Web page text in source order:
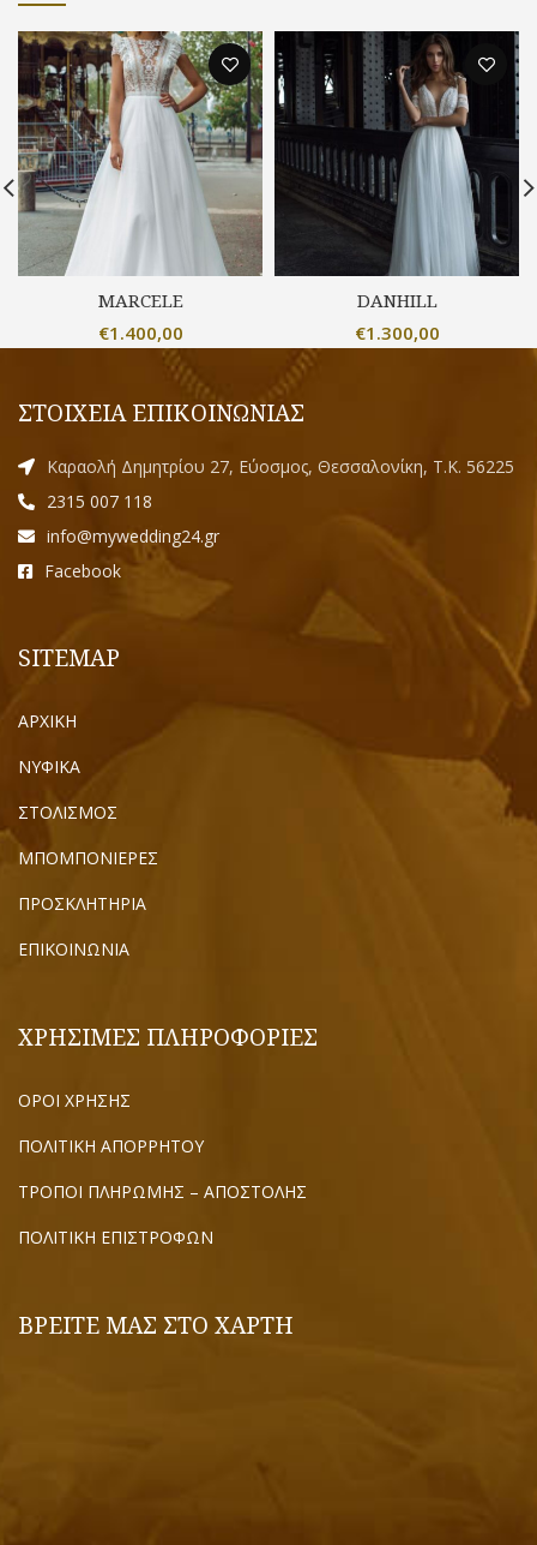
MARCELE
€1.400,00
DANHILL
€1.300,00
ΣΤΟΙΧΕΙΑ ΕΠΙΚΟΙΝΩΝΙΑΣ
Καραολή Δημητρίου 27, Εύοσμος, Θεσσαλονίκη, Τ.Κ. 56225
2315 007 118
info@mywedding24.gr
Facebook
SITEMAP
ΑΡΧΙΚΗ
ΝΥΦΙΚΑ
ΣΤΟΛΙΣΜΟΣ
ΜΠΟΜΠΟΝΙΕΡΕΣ
ΠΡΟΣΚΛΗΤΗΡΙΑ
ΕΠΙΚΟΙΝΩΝΙΑ
ΧΡΗΣΙΜΕΣ ΠΛΗΡΟΦΟΡΙΕΣ
ΟΡΟΙ ΧΡΗΣΗΣ
ΠΟΛΙΤΙΚΗ ΑΠΟΡΡΗΤΟΥ
ΤΡΟΠΟΙ ΠΛΗΡΩΜΗΣ – ΑΠΟΣΤΟΛΗΣ
ΠΟΛΙΤΙΚΗ ΕΠΙΣΤΡΟΦΩΝ
ΒΡΕΙΤΕ ΜΑΣ ΣΤΟ ΧΑΡΤΗ